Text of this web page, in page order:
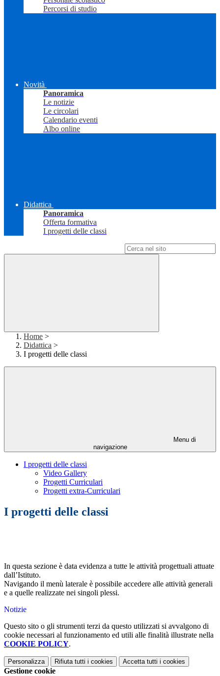
Percorsi di studio
Novità
Panoramica
Le notizie
Le circolari
Calendario eventi
Albo online
Didattica
Panoramica
Offerta formativa
I progetti delle classi
Home >
Didattica >
I progetti delle classi
Menu di
navigazione
I progetti delle classi
Video Gallery
Progetti Curriculari
Progetti extra-Curriculari
I progetti delle classi
In questa sezione è data evidenza a tutte le attività progettuali attuate
dall’Istituto.
Navigando il menù laterale è possibile accedere alle attività generali
e a quelle realizzate nei singoli plessi.
Notizie
Questo sito o gli strumenti terzi da questo utilizzati si avvalgono di
cookie necessari al funzionamento ed utili alle finalità illustrate nella
COOKIE POLICY.
Personalizza Rifiuta tutti i cookies Accetta tutti i cookies
Gestione cookie